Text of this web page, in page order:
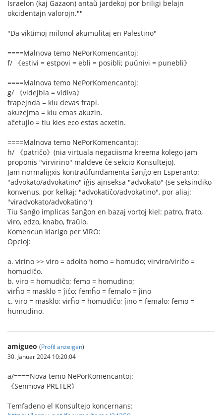
Israelon (kaj Gazaon) antaŭ jardekoj por briligi belajn
okcidentajn valorojn.""
"Da viktimoj milonol akumulitaj en Palestino"
====Malnova temo NePorKomencantoj:
f/ 《estivi = estpovi = ebli = posibli; puŭnivi = punebli》
====Malnova temo NePorKomencantoj:
g/ 《videjbla = vidiva》
frapejnda = kiu devas frapi.
akuzejma = kiu emas akuzin.
aĉetujlo = tiu kies eco estas acxetin.
====Malnova temo NePorKomencantoj:
h/ 《patriĉo》(nia virtuala negaciisma kreema kolego jam
proponis "virvirino" maldeve ĉe sekcio Konsultejo).
Jam normaligxis kontraŭfundamenta ŝanĝo en Esperanto:
"advokato/advokatino" iĝis ajnseksa "advokato" (se seksindiko
konvenus, por kelkaj: "advokatiĉo/advokatino", por aliaj:
"viradvokato/advokatino")
Tiu ŝanĝo implicas ŝanĝon en bazaj vortoj kiel: patro, frato,
viro, edzo, knabo, fraŭlo.
Komencun klarigo per VIRO:
Opcioj:
a. virino >> viro = adolta homo = homudo; virviro/viriĉo =
homudiĉo.
b. viro = homudiĉo; femo = homudino;
virĥo = masklo = ĵiĉo; femĥo = femalo = ĵino
c. viro = masklo; virĥo = homudiĉo; ĵino = femalo; femo =
humudino.
amigueo (Profil anzeigen)
30. Januar 2024 10:20:04
a/====Nova temo NePorKomencantoj:
《Senmova PRETER》
Temfadeno el Konsultejo koncernans: